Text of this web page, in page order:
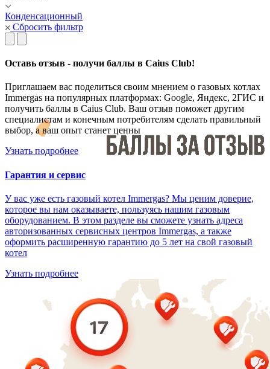
Конденсационный
Сбросить фильтр
Оставь отзыв - получи баллы в Caius Club!
Приглашаем вас поделиться своим мнением о газовых котлах
Immergas на популярных платформах: Google, Яндекс, 2ГИС и
получить баллы в Caius Club. Ваш отзыв поможет другим
специалистам и конечным потребителям сделать правильный
выбор, а ваш опыт станет ценны
Узнать подробнее
Гарантия и сервис
У вас уже есть газовый котел Immergas? Мы ценим доверие,
которое вы нам оказываете, пользуясь нашим газовым
оборудованием. В этом разделе вы сможете узнать адреса
авторизованных сервисных центров Immergas, а также
оформить расширенную гарантию до 5 лет на свой газовый
котел
Узнать подробнее